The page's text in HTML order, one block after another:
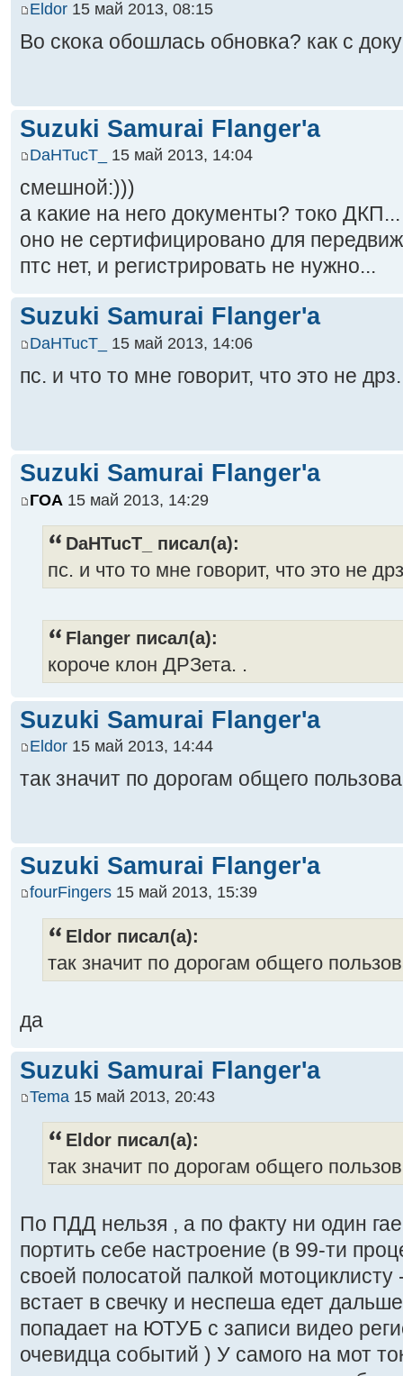
Eldor 15 май 2013, 08:15
Во скока обошлась обновка? как с
Suzuki Samurai Flanger'a
DaHTucT_ 15 май 2013, 14:04
смешной:)))
а какие на него документы? токо ДКП...
оно не сертифицировано для
птс нет, и регистрировать не нужно...
Suzuki Samurai Flanger'a
DaHTucT_ 15 май 2013, 14:06
пс. и что то мне говорит, что это не
Suzuki Samurai Flanger'a
ГОА 15 май 2013, 14:29
DaHTucT_ писал(а):
пс. и что то мне говорит, что это не
Flanger писал(а):
короче клон ДРЗета. .
Suzuki Samurai Flanger'a
Eldor 15 май 2013, 14:44
так значит по дорогам общего
Suzuki Samurai Flanger'a
fourFingers 15 май 2013, 15:39
Eldor писал(а):
так значит по дорогам общего
да
Suzuki Samurai Flanger'a
Tema 15 май 2013, 20:43
Eldor писал(а):
так значит по дорогам общего
По ПДД нельзя , а по факту ни один
портить себе настроение (в 99-ти
своей полосатой палкой
встает в свечку и неспеша едет
попадает на ЮТУБ с записи видео
очевидца событий ) У самого на мот